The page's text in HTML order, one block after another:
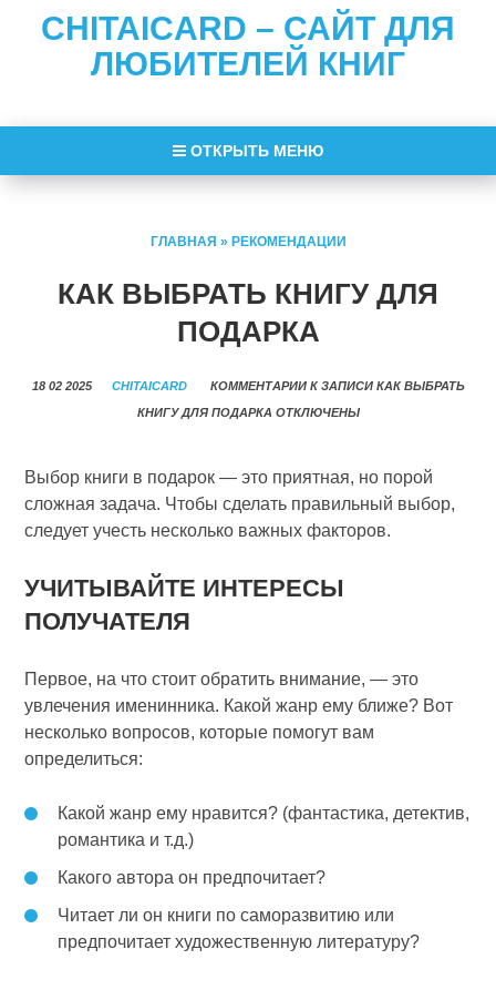
CHITAICARD – САЙТ ДЛЯ
ЛЮБИТЕЛЕЙ КНИГ
ОТКРЫТЬ МЕНЮ
ГЛАВНАЯ » РЕКОМЕНДАЦИИ
КАК ВЫБРАТЬ КНИГУ ДЛЯ
ПОДАРКА
18 02 2025 CHITAICARD КОММЕНТАРИИК ЗАПИСИ КАК ВЫБРАТЬ
КНИГУ ДЛЯ ПОДАРКА ОТКЛЮЧЕНЫ
Выбор книги в подарок — это приятная, но порой
сложная задача. Чтобы сделать правильный выбор,
следует учесть несколько важных факторов.
УЧИТЫВАЙТЕ ИНТЕРЕСЫ
ПОЛУЧАТЕЛЯ
Первое, на что стоит обратить внимание, — это
увлечения именинника. Какой жанр ему ближе? Вот
несколько вопросов, которые помогут вам
определиться:
Какой жанр ему нравится? (фантастика, детектив,
романтика и т.д.)
Какого автора он предпочитает?
Читает ли он книги по саморазвитию или
предпочитает художественную литературу?